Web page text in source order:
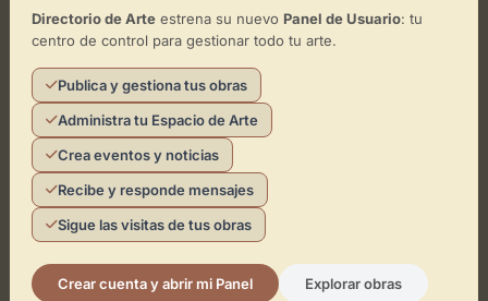
Directorio de Arteestrena su nuevo Panel de Usuario: tu
centro de control para gestionar todo tu arte.
Publica y gestiona tus obras
Administra tu Espacio de Arte
Crea eventos y noticias
Recibe y responde mensajes
Sigue las visitas de tus obras
Crear cuenta y abrir mi Panel Explorar obras